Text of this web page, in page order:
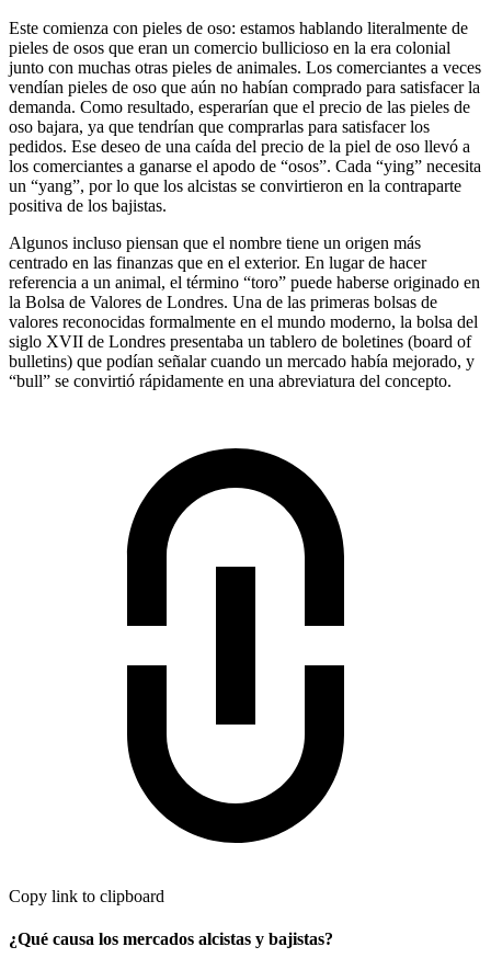
Este comienza con pieles de oso: estamos hablando literalmente de
pieles de osos que eran un comercio bullicioso en la era colonial
junto con muchas otras pieles de animales. Los comerciantes a veces
vendían pieles de oso que aún no habían comprado para satisfacer la
demanda. Como resultado, esperarían que el precio de las pieles de
oso bajara, ya que tendrían que comprarlas para satisfacer los
pedidos. Ese deseo de una caída del precio de la piel de oso llevó a
los comerciantes a ganarse el apodo de “osos”. Cada “ying” necesita
un “yang”, por lo que los alcistas se convirtieron en la contraparte
positiva de los bajistas.
Algunos incluso piensan que el nombre tiene un origen más
centrado en las finanzas que en el exterior. En lugar de hacer
referencia a un animal, el término “toro” puede haberse originado en
la Bolsa de Valores de Londres. Una de las primeras bolsas de
valores reconocidas formalmente en el mundo moderno, la bolsa del
siglo XVII de Londres presentaba un tablero de boletines (board of
bulletins) que podían señalar cuando un mercado había mejorado, y
“bull” se convirtió rápidamente en una abreviatura del concepto.
Copy link to clipboard
¿Qué causa los mercados alcistas y bajistas?